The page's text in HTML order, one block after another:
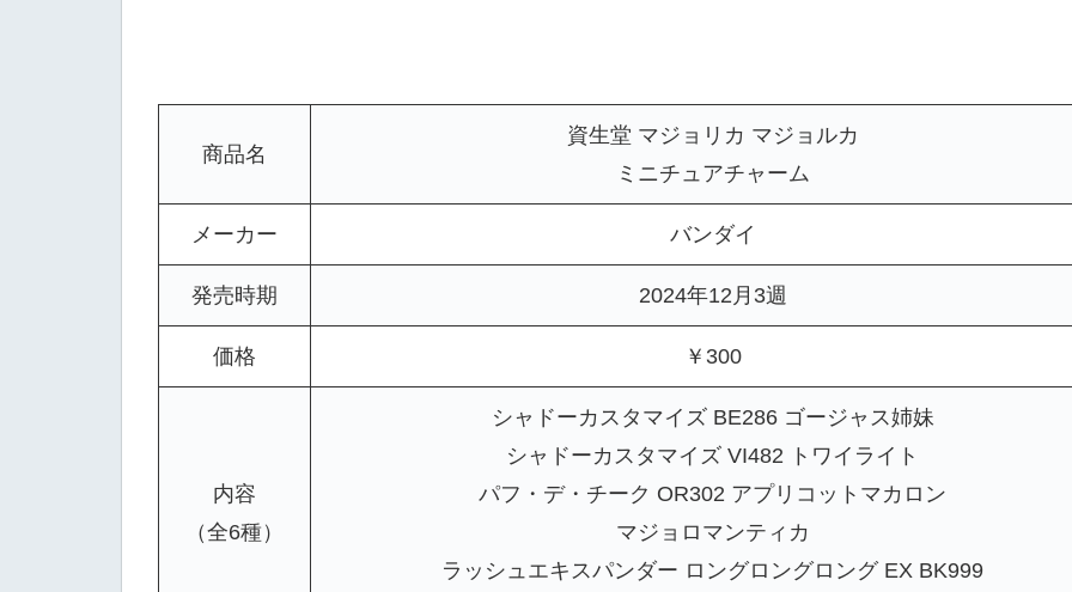
商品名
資生堂 マジョリカ マジョルカ
ミニチュアチャーム
メーカー バンダイ
発売時期 2024年12月3週
価格 ￥300
内容
（全6種）
シャドーカスタマイズ BE286 ゴージャス姉妹
シャドーカスタマイズ VI482 トワイライト
パフ・デ・チーク OR302 アプリコットマカロン
マジョロマンティカ
ラッシュエキスパンダー ロングロングロング EX BK999